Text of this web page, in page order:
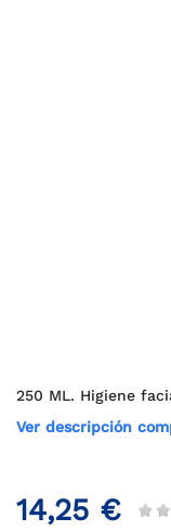
250 ML. Higiene
Ver descripción
14,25 €